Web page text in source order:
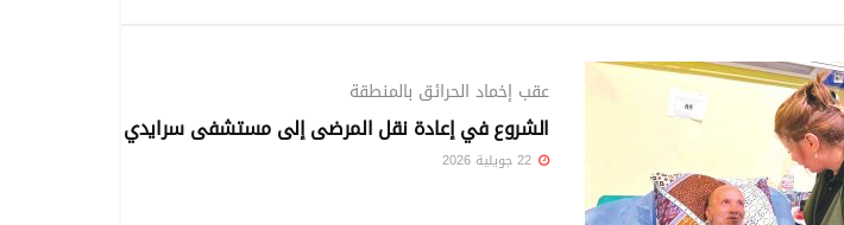
عقب إخماد الحرائق بالمنطقة
الشروع في إعادة نقل المرضى إلى مستشفى سرايدي